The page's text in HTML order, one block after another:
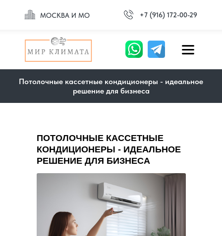
МОСКВА И МО +7 (916) 172-00-29
Потолочные кассетные кондиционеры - идеальное
решение для бизнеса
ПОТОЛОЧНЫЕ КАССЕТНЫЕ
КОНДИЦИОНЕРЫ - ИДЕАЛЬНОЕ
РЕШЕНИЕ ДЛЯ БИЗНЕСА